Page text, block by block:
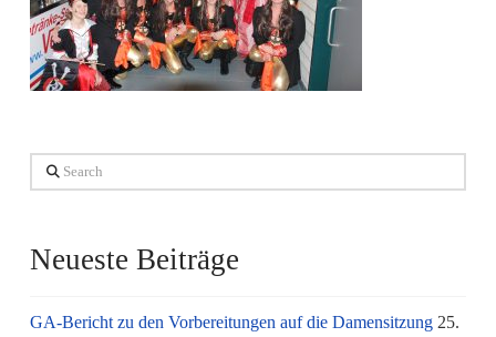
Search
Neueste Beiträge
GA-Bericht zu den Vorbereitungen auf die Damensitzung 25.